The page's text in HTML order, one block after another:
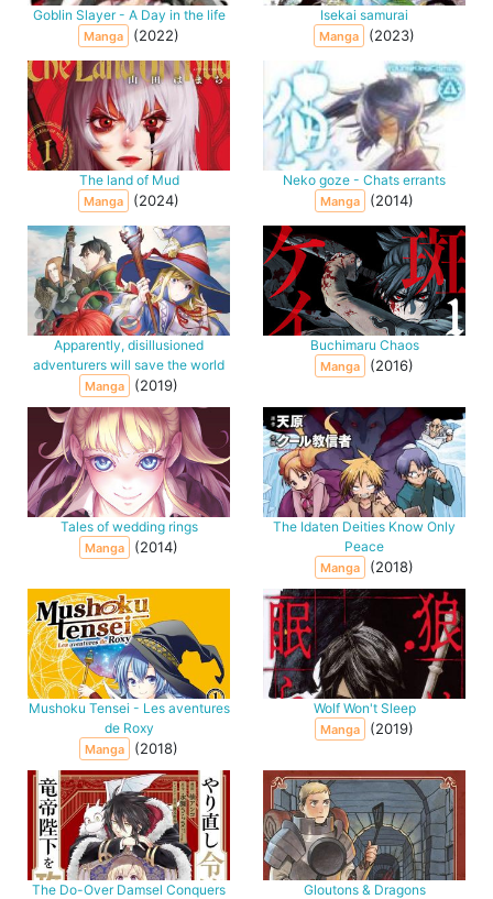
Goblin Slayer - A Day in the life
Manga (2022)
Isekai samurai
Manga (2023)
The land of Mud
Manga (2024)
Neko goze - Chats errants
Manga (2014)
Apparently, disillusioned
adventurers will save the world
Manga (2019)
Buchimaru Chaos
Manga (2016)
Tales of wedding rings
Manga (2014)
The Idaten Deities Know Only
Peace
Manga (2018)
Mushoku Tensei - Les aventures
de Roxy
Manga (2018)
Wolf Won't Sleep
Manga (2019)
The Do-Over Damsel Conquers
Gloutons & Dragons